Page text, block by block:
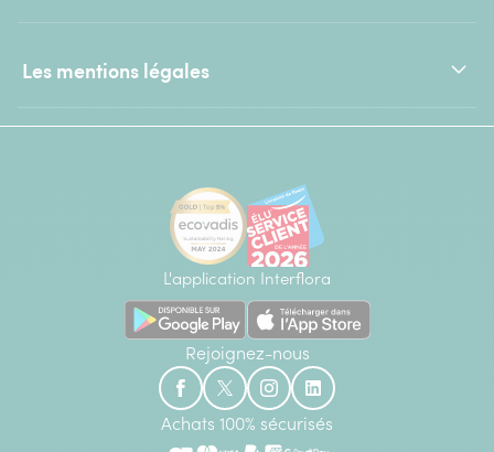
Les mentions légales
L'application Interflora
Rejoignez-nous
Achats 100% sécurisés